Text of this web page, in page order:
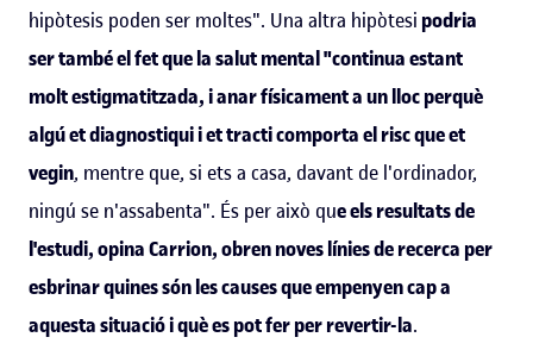
hipòtesis poden ser moltes". Una altra hipòtesi podria
ser també el fet que la salut mental "continua estant
molt estigmatitzada, i anar físicament a un lloc perquè
algú et diagnostiqui i et tracti comporta el risc que et
vegin, mentre que, si ets a casa, davant de l'ordinador,
ningú se n'assabenta". És per això que els resultats de
l'estudi, opina Carrion, obren noves línies de recerca per
esbrinar quines són les causes que empenyen cap a
aquesta situació i què es pot fer per revertir-la.